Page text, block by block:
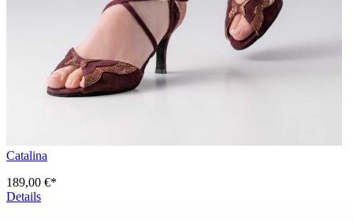
Catalina
189,00 €*
Details